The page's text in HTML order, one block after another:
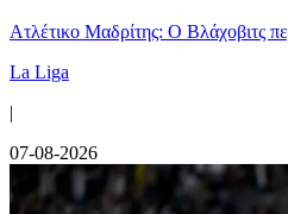
Ατλέτικο Μαδρίτης: Ο Βλάχοβιτς
La Liga
|
07-08-2026